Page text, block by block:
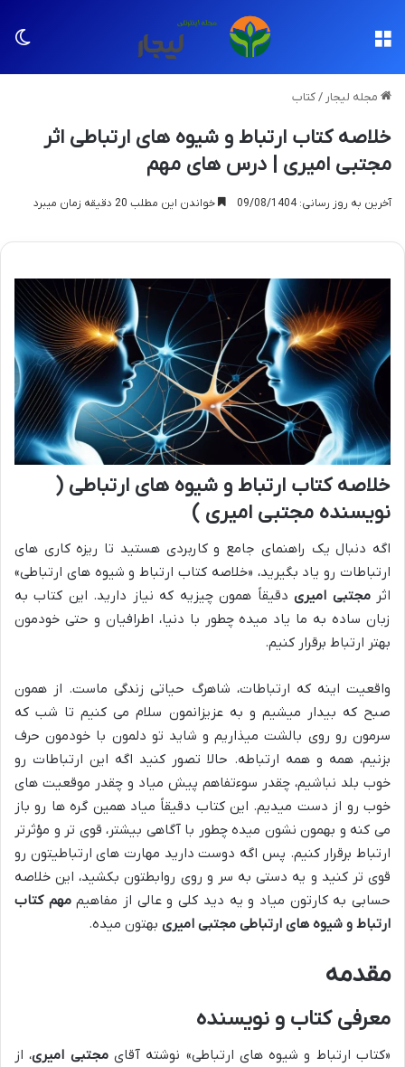
مجله لیجار /کتاب
خلاصه کتاب ارتباط و شیوه های ارتباطی اثر
مجتبی امیری | درس های مهم
آخرین به روز رسانی: 09/08/1404 خواندن این مطلب 20 دقیقه زمان میبرد
خلاصه کتاب ارتباط و شیوه های ارتباطی (
نویسنده مجتبی امیری )
اگه دنبال یک راهنمای جامع و کاربردی هستید تا ریزه کاری های
ارتباطات رو یاد بگیرید، «خلاصه کتاب ارتباط و شیوه های ارتباطی»
اثرمجتبی امیریدقیقاً همون چیزیه که نیاز دارید. این کتاب به
زبان ساده به ما یاد میده چطور با دنیا، اطرافیان و حتی خودمون
بهتر ارتباط برقرار کنیم.
واقعیت اینه که ارتباطات، شاهرگ حیاتی زندگی ماست. از همون
صبح که بیدار میشیم و به عزیزانمون سلام می کنیم تا شب که
سرمون رو روی بالشت میذاریم و شاید تو دلمون با خودمون حرف
بزنیم، همه و همه ارتباطه. حالا تصور کنید اگه این ارتباطات رو
خوب بلد نباشیم، چقدر سوءتفاهم پیش میاد و چقدر موقعیت های
خوب رو از دست میدیم. این کتاب دقیقاً میاد همین گره ها رو باز
می کنه و بهمون نشون میده چطور با آگاهی بیشتر، قوی تر و مؤثرتر
ارتباط برقرار کنیم. پس اگه دوست دارید مهارت های ارتباطیتون رو
قوی تر کنید و یه دستی به سر و روی روابطتون بکشید، این خلاصه
حسابی به کارتون میاد و یه دید کلی و عالی از مفاهیممهم کتاب
ارتباط و شیوه های ارتباطی مجتبی امیری بهتون میده.
مقدمه
معرفی کتاب و نویسنده
«کتاب ارتباط و شیوه های ارتباطی» نوشته آقایمجتبی امیری، از